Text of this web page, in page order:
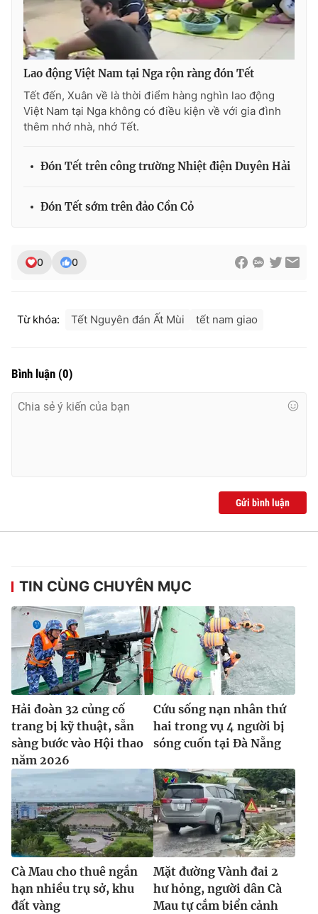
THỜI BÁO VTV
Theo dõi báo trên
Cơ quan báo chí:
Phó Tổng Biên tập:
Nguyễn Thị Mỹ Hạnh, Phạm Quốc Thắng,
Ðiện thoại Thời báo VTV:024.66 897 897
thuận bằng văn bản. Ghi rõ nguồn VTV.vn khi phát hành lại
thông tin từ website này.
Lao động Việt Nam tại Nga rộn ràng đón Tết
Tết đến, Xuân về là thời điểm hàng nghìn lao động
Việt Nam tại Nga không có điều kiện về với gia đình
thêm nhớ nhà, nhớ Tết.
Đón Tết trên công trường Nhiệt điện Duyên Hải
Đón Tết sớm trên đảo Cồn Cỏ
0 0
Từ khóa: Tết Nguyên đán Ất Mùi tết nam giao
Bình luận (0)
Gửi bình luận
TIN CÙNG CHUYÊN MỤC
Hải đoàn 32 củng cố
trang bị kỹ thuật, sẵn
sàng bước vào Hội thao
năm 2026
Cứu sống nạn nhân thứ
hai trong vụ 4 người bị
sóng cuốn tại Đà Nẵng
Cà Mau cho thuê ngắn
hạn nhiều trụ sở, khu
đất vàng
Mặt đường Vành đai 2
hư hỏng, người dân Cà
Mau tự cắm biển cảnh